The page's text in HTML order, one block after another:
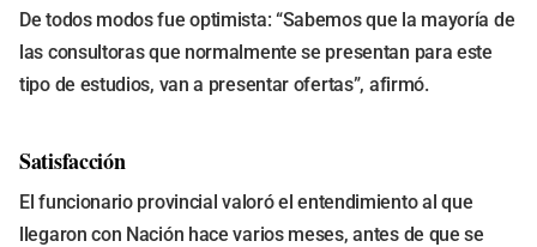
De todos modos fue optimista: “Sabemos que la mayoría de
las consultoras que normalmente se presentan para este
tipo de estudios, van a presentar ofertas”, afirmó.
Satisfacción
El funcionario provincial valoró el entendimiento al que
llegaron con Nación hace varios meses, antes de que se